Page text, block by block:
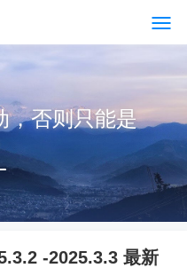
，否则只能是
-2025.3.3 最新